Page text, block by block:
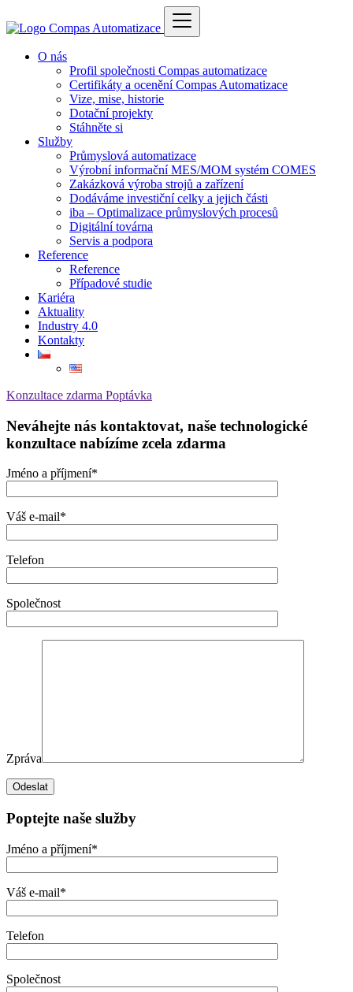
O nás
Profil společnosti Compas automatizace
Certifikáty a ocenění Compas Automatizace
Vize, mise, historie
Dotační projekty
Stáhněte si
Služby
Průmyslová automatizace
Výrobní informační MES/MOM systém COMES
Zakázková výroba strojů a zařízení
Dodáváme investiční celky a jejich části
iba – Optimalizace průmyslových procesů
Digitální továrna
Servis a podpora
Reference
Reference
Případové studie
Kariéra
Aktuality
Industry 4.0
Kontakty
Konzultace zdarma Poptávka
Neváhejte nás kontaktovat, naše technologické
konzultace nabízíme zcela zdarma
Jméno a příjmení*
Váš e-mail*
Telefon
Společnost
Zpráva
Poptejte naše služby
Jméno a příjmení*
Váš e-mail*
Telefon
Společnost